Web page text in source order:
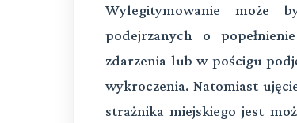
Wylegitymowanie może
podejrzanych o
zdarzenia lub w pościgu
wykroczenia. Natomiast
strażnika miejskiego jest